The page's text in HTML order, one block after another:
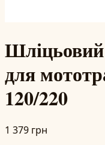
для
120/220
1 379 грн